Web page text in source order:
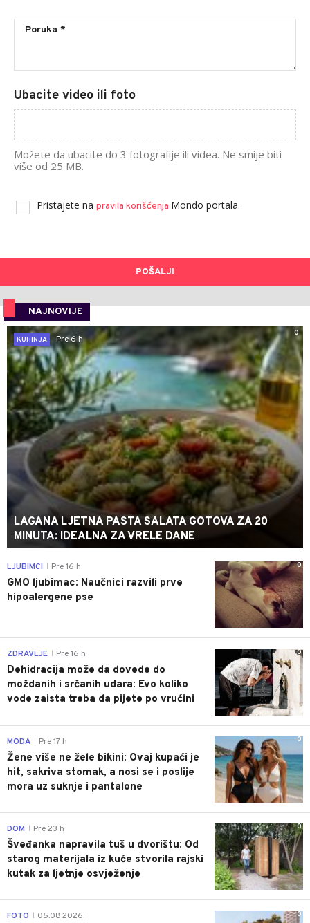
Ubacite video ili foto
Možete da ubacite do 3 fotografije ili videa. Ne smije biti
više od 25 MB.
Pristajete na pravila korišćenja Mondo portala.
POŠALJI
NAJNOVIJE
0
KUHINJA
Pre 6 h
LAGANA LJETNA PASTA SALATA GOTOVA ZA 20
MINUTA: IDEALNA ZA VRELE DANE
0
LJUBIMCI Pre 16 h
GMO ljubimac: Naučnici razvili prve
hipoalergene pse
0
ZDRAVLJE Pre 16 h
Dehidracija može da dovede do
moždanih i srčanih udara: Evo koliko
vode zaista treba da pijete po vrućini
0
MODA Pre 17 h
Žene više ne žele bikini: Ovaj kupaći je
hit, sakriva stomak, a nosi se i poslije
mora uz suknje i pantalone
0
DOM Pre 23 h
Šveđanka napravila tuš u dvorištu: Od
starog materijala iz kuće stvorila rajski
kutak za ljetnje osvježenje
0
FOTO 05.08.2026.